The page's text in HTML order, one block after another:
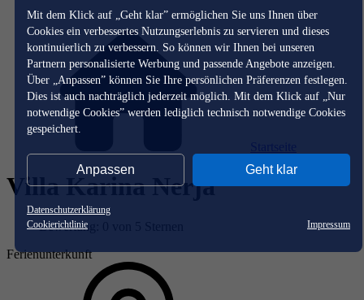
Mit dem Klick auf „Geht klar” ermöglichen Sie uns Ihnen über
Cookies ein verbessertes Nutzungserlebnis zu servieren und dieses
kontinuierlich zu verbessern. So können wir Ihnen bei unseren
Partnern personalisierte Werbung und passende Angebote anzeigen.
Über „Anpassen” können Sie Ihre persönlichen Präferenzen festlegen.
Dies ist auch nachträglich jederzeit möglich. Mit dem Klick auf „Nur
notwendige Cookies” werden lediglich technisch notwendige Cookies
gespeichert.
Anpassen Geht klar
Datenschutzerklärung
Cookierichtlinie
Impressum
Villa Karina Nerja
Bewertung: 0 von 5 Sternen
Ferienunterkunft